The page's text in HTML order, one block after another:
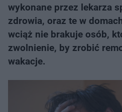
wykonane przez lekarza
zdrowia, oraz te w
wciąż nie brakuje osób,
zwolnienie, by zrobić
wakacje.